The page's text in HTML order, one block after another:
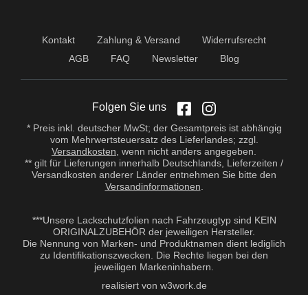
Kontakt Zahlung & Versand
Widerrufsrecht
AGB
FAQ Newsletter Blog
Folgen Sie uns
* Preis inkl. deutscher MwSt; der Gesamtpreis ist abhängig
vom Mehrwertsteuersatz des Lieferlandes; zzgl.
Versandkosten , wenn nicht anders angegeben.
** gilt für Lieferungen innerhalb Deutschlands, Lieferzeiten /
Versandkosten anderer Länder entnehmen Sie bitte den
Versandinformationen
***Unsere Lackschutzfolien nach Fahrzeugtyp sind KEIN
ORIGINALZUBEHÖR der jeweiligen Hersteller.
Die Nennung von Marken- und Produktnamen dient lediglich
zu Identifikationszwecken. Die Rechte liegen bei den
jeweiligen Markeninhabern.
realisiert von w3work.de